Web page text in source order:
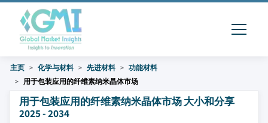
主页 化学与材料 先进材料
功能材料
用于包装应用的纤维素纳米晶体市场
用于包装应用的纤维素纳米晶体市场 大小和分享
2025 - 2034